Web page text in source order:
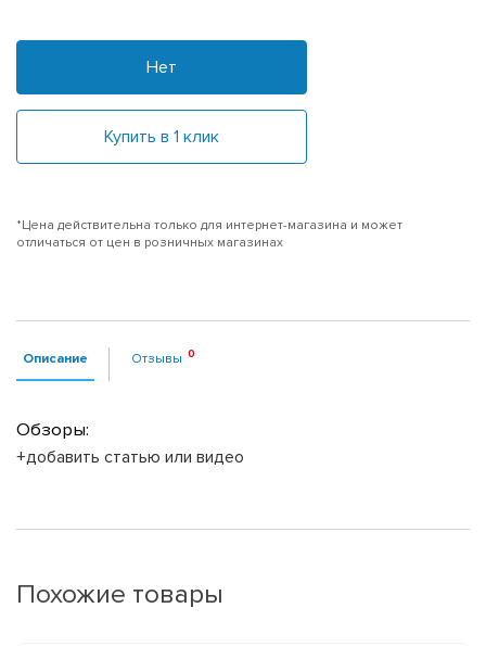
Нет
Купить в 1 клик
*Цена действительна только для интернет-магазина и может
отличаться от цен в розничных магазинах
Описание Отзывы
Обзоры:
+добавить статью или видео
Похожие товары